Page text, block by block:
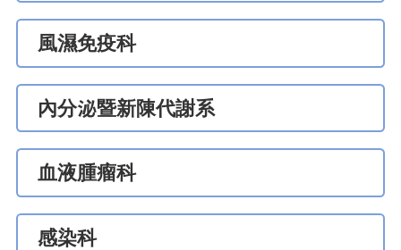
風濕免疫科
內分泌暨新陳代謝系
血液腫瘤科
感染科